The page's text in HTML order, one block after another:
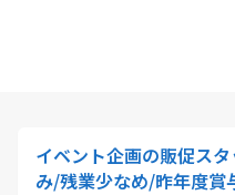
イベント企画の販促ス
み/残業少なめ/昨年度賞